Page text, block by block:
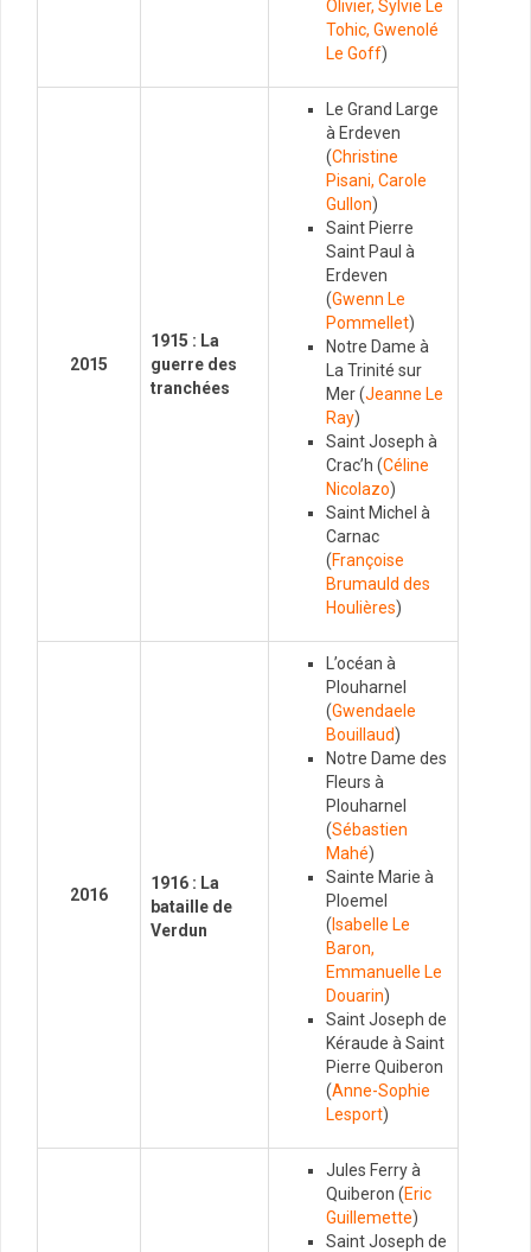
Olivier, Sylvie Le
Tohic, Gwenolé
Le Goff)
2015
1915 : La
guerre des
tranchées
Le Grand Large
à Erdeven
(Christine
Pisani, Carole
Gullon)
Saint Pierre
Saint Paul à
Erdeven
(Gwenn Le
Pommellet)
Notre Dame à
La Trinité sur
Mer (Jeanne Le
Ray)
Saint Joseph à
Crac’h (Céline
Nicolazo)
Saint Michel à
Carnac
(Françoise
Brumauld des
Houlières)
2016
1 916 : La
bataille de
Verdun
L’océan à
Plouharnel
(Gwendaele
Bouillaud)
Notre Dame des
Fleurs à
Plouharnel
(Sébastien
Mahé)
Sainte Marie à
Ploemel
( Isabelle Le
Baron,
Emmanuelle Le
Douarin)
Saint Joseph de
Kéraude à Saint
Pierre Quiberon
(Anne-Sophie
Lesport)
Jules Ferry à
Quiberon (Eric
Guillemette)
Saint Joseph de